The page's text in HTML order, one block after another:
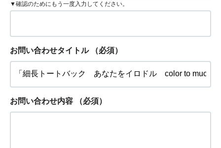
▼確認のためにもう一度入力してください。
お問い合わせタイトル （必須）
お問い合わせ内容 （必須）